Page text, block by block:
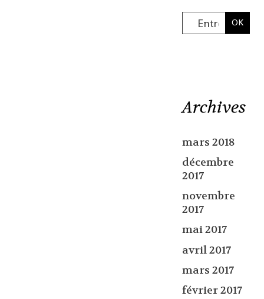
Archives
mars 2018
décembre
2017
novembre
2017
mai 2017
avril 2017
mars 2017
février 2017